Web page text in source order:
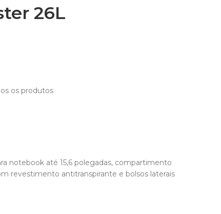
26L
os produtos
notebook até 15,6 polegadas, compartimento
revestimento antitranspirante e bolsos laterais